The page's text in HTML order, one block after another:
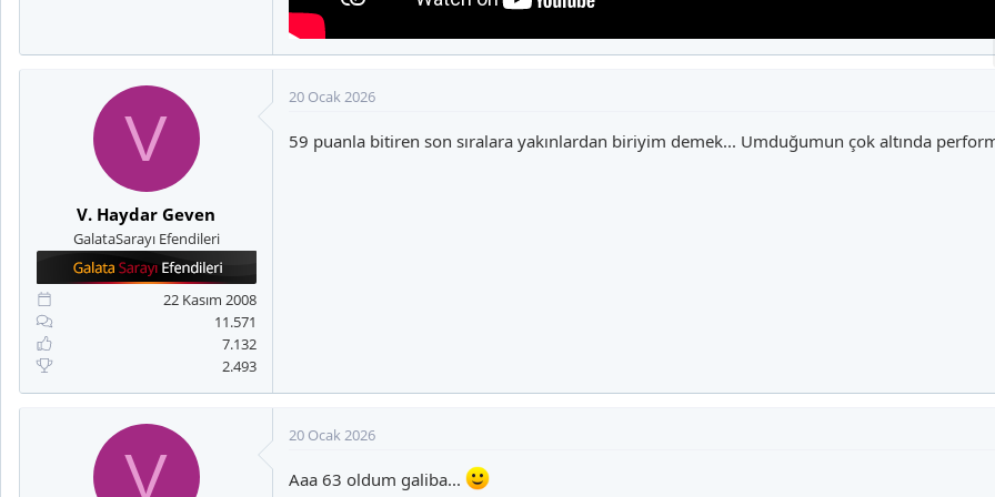
V
V. Haydar Geven
GalataSarayı Efendileri
22 Kasım 2008
11.571
7.132
2.493
20 Ocak 2026
59 puanla bitiren son sıralara yakınlardan biriyim demek... Umduğumun çok altında
V
20 Ocak 2026
Aaa 63 oldum galiba...